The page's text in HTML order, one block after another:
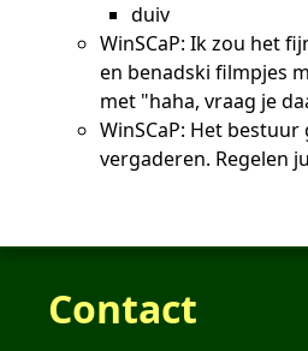
duiv
WinSCaP: Ik zou het
en benadski filmpjes
met "haha, vraag je
WinSCaP: Het
vergaderen. Regelen
Contact